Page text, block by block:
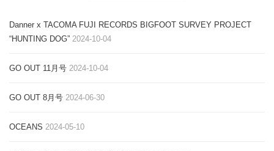
Danner x TACOMA FUJI RECORDS BIGFOOT SURVEY PROJECT
“HUNTING DOG” 2024-10-04
GO OUT 11月号 2024-10-04
GO OUT 8月号 2024-06-30
OCEANS 2024-05-10